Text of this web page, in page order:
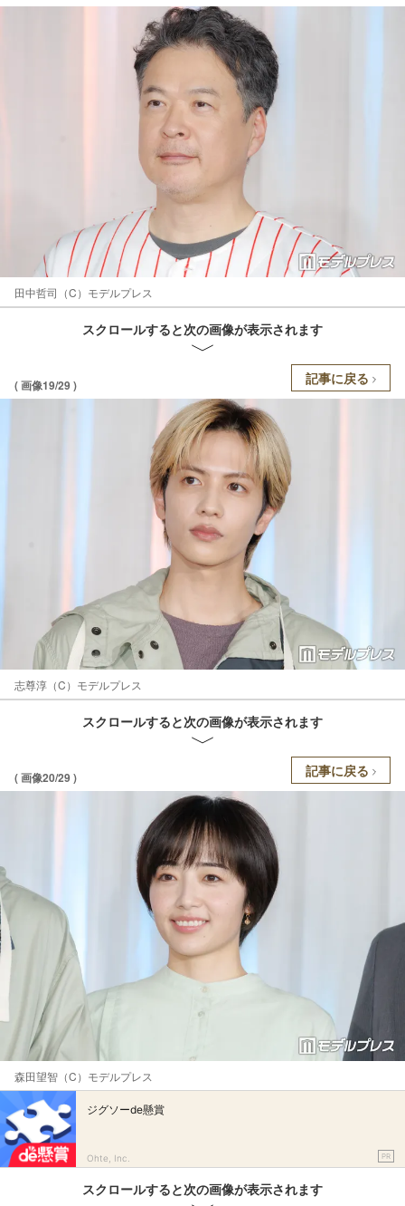
田中哲司（C）モデルプレス
スクロールすると次の画像が表示されます
( 画像19/29 ) 記事に戻る
志尊淳（C）モデルプレス
スクロールすると次の画像が表示されます
( 画像20/29 ) 記事に戻る
森田望智（C）モデルプレス
ジグソーde懸賞
Ohte, Inc. PR
スクロールすると次の画像が表示されます